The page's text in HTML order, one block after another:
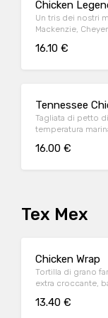
Chicken
Un tris dei nostri
Mackenzie,
16.10 €
Tennessee
Tagliata di petto
temperatura
patate al forno
16.00 €
Tex Mex
Chicken Wrap
Tortilla di grano
extra croccante,
patate* Fries e
13.40 €